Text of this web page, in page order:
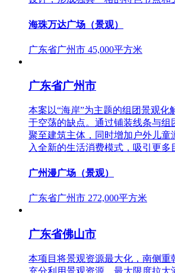
海珠万达广场（景观）
广东省广州市 45,000平方米
广东省广州市
本案以“海岸”为主题的组团景观化
于空荡的缺点。通过铺装线条与组
聚至建筑主体，同时增加户外儿童
入全新的生活消费模式，吸引更多
广州漫广场（景观）
广东省广州市 272,000平方米
广东省佛山市
本项目将景观资源最大化，南侧重